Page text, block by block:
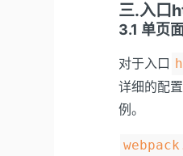
三.入口
3.1 单页
对于入口
详细的配
例。